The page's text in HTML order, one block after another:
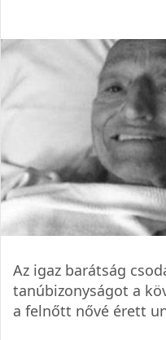
Az igaz barátság
tanúbizonyságot a
a felnőtt nővé érett